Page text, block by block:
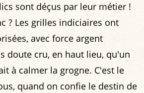
sont déçus par leur métier !
? Les grilles indiciaires ont
avec force argent
doute cru, en haut lieu, qu'un
à calmer la grogne. C'est le
quand on confie le destin de